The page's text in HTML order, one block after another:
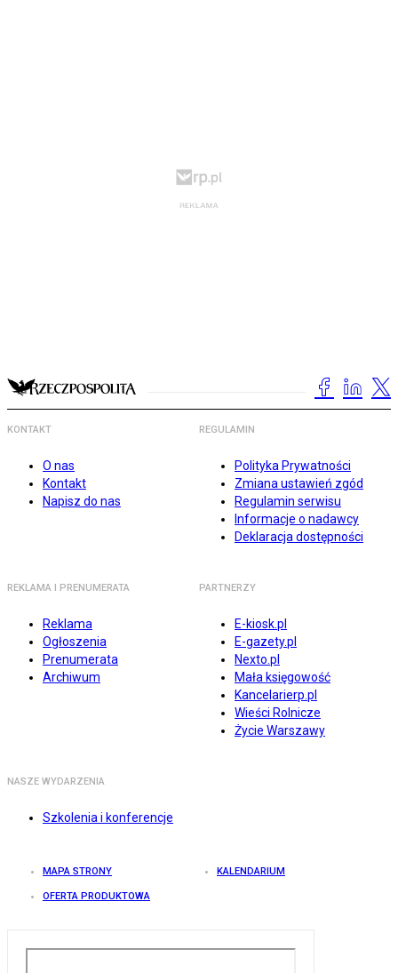
KONTAKT
O nas
Kontakt
Napisz do nas
REGULAMIN
Polityka Prywatności
Zmiana ustawień zgód
Regulamin serwisu
Informacje o nadawcy
Deklaracja dostępności
REKLAMA I PRENUMERATA
Reklama
Ogłoszenia
Prenumerata
Archiwum
PARTNERZY
E-kiosk.pl
E-gazety.pl
Nexto.pl
Mała księgowość
Kancelarierp.pl
Wieści Rolnicze
Życie Warszawy
NASZE WYDARZENIA
Szkolenia i konferencje
MAPA STRONY KALENDARIUM
OFERTA PRODUKTOWA